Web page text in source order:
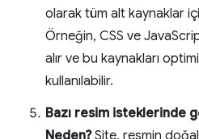
olarak tüm alt kaynaklar
Örneğin, CSS ve
alır ve bu kaynakları
kullanılabilir.
Bazı resim isteklerinde
Neden?Site, resmin